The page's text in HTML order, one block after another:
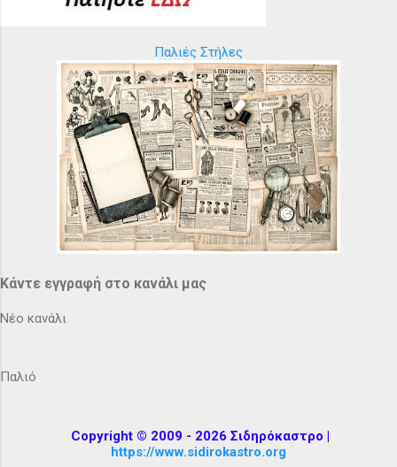
Παλιές Στήλες
Κάντε εγγραφή στο κανάλι μας
Νέο κανάλι
Παλιό
Copyright © 2009 - 2026 Σιδηρόκαστρο |
https://www.sidirokastro.org